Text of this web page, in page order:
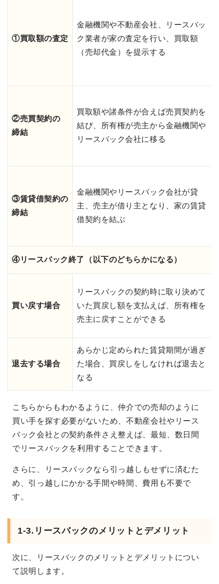
①買取額の査定
金融機関や不動産会社、リースバッ
ク業者が家の査定を行い、買取額
（売却代金）を提示する
②売買契約の
締結
買取額や諸条件が合えば売買契約を
結び、所有権が売主から金融機関や
リースバック会社に移る
③賃貸借契約の
締結
金融機関やリースバック会社が貸
主、売主が借り主となり、家の賃貸
借契約を結ぶ
④リースバック終了（以下のどちらかになる）
買い戻す場合
リースバックの契約時に取り決めて
いた買戻し額を支払えば、所有権を
売主に戻すことができる
退去する場合
あらかじ定められた賃貸期間が過ぎ
た場合、買戻しをしなければ退去と
なる
こちらからもわかるように、仲介での売却のように
買い手を探す必要がないため、不動産会社やリース
バック会社との契約条件さえ整えば、最短、数日間
でリースバックを利用することできます。
さらに、リースバックなら引っ越しもせずに済むた
め、引っ越しにかかる手間や時間、費用も不要で
す。
1-3.リースバックのメリットとデメリット
次に、リースバックのメリットとデメリットについ
て説明します。